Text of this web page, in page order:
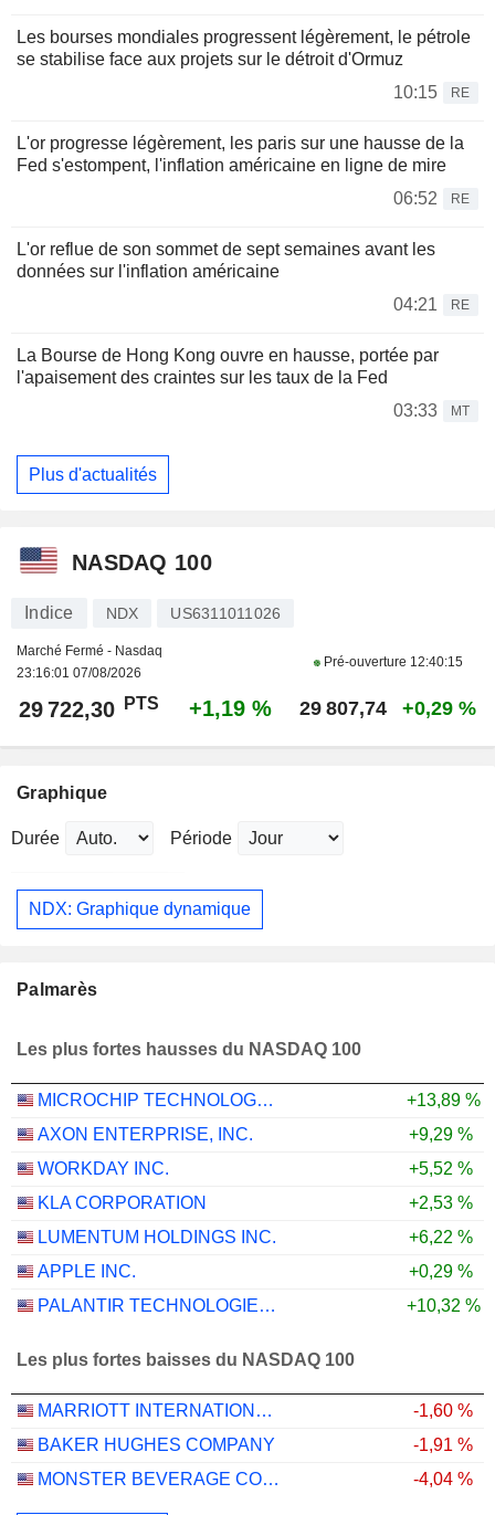
Les bourses mondiales progressent légèrement, le pétrole
se stabilise face aux projets sur le détroit d'Ormuz
10:15
RE
L'or progresse légèrement, les paris sur une hausse de la
Fed s'estompent, l'inflation américaine en ligne de mire
06:52
RE
L'or reflue de son sommet de sept semaines avant les
données sur l'inflation américaine
04:21
RE
La Bourse de Hong Kong ouvre en hausse, portée par
l'apaisement des craintes sur les taux de la Fed
03:33
MT
Plus d'actualités
NASDAQ 100
Indice NDX US6311011026
Marché Fermé - Nasdaq
23:16:01 07/08/2026
Pré-ouverture 12:40:15
29 722,30 PTS +1,19 % 29 807,74 +0,29 %
Graphique
Durée Période
NDX: Graphique dynamique
Palmarès
Les plus fortes hausses du NASDAQ 100
MICROCHIP TECHNOLOGY INCORPORATED
+13,89 %
AXON ENTERPRISE, INC.
+9,29 %
WORKDAY INC.
+5,52 %
KLA CORPORATION
+2,53 %
LUMENTUM HOLDINGS INC.
+6,22 %
APPLE INC.
+0,29 %
PALANTIR TECHNOLOGIES INC.
+10,32 %
Les plus fortes baisses du NASDAQ 100
MARRIOTT INTERNATIONAL, INC.
-1,60 %
BAKER HUGHES COMPANY
-1,91 %
MONSTER BEVERAGE CORPORATION
-4,04 %